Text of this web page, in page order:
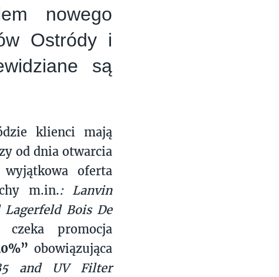
nowego
Ostródy i
są
klienci mają
od dnia otwarcia
oferta
m.in.:
Lanvin
Bois De
promocja
obowiązująca
and UV Filter